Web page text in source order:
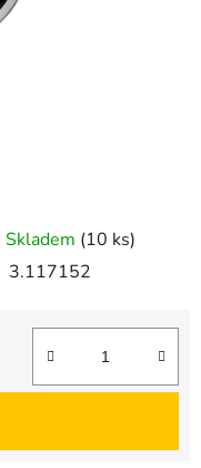
Skladem (10 ks)
3.117152